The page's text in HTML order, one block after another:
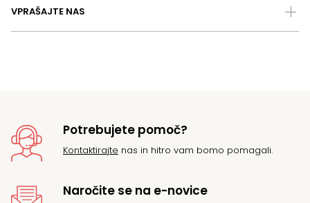
VPRAŠAJTE NAS
Potrebujete pomoč?
Kontaktirajte nas in hitro vam bomo pomagali.
Naročite se na e-novice